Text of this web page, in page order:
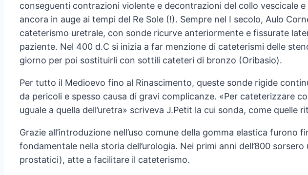
conseguenti contrazioni violente e decontrazioni del collo vescicale
ancora in auge ai tempi del Re Sole (!). Sempre nel I secolo, Aulo
cateterismo uretrale, con sonde ricurve anteriormente e fissurate
paziente. Nel 400 d.C si inizia a far menzione di cateterismi delle
giorno per poi sostituirli con sottili cateteri di bronzo (Oribasio).
Per tutto il Medioevo fino al Rinascimento, queste sonde rigide
da pericoli e spesso causa di gravi complicanze. «Per cateterizzare
uguale a quella dell’uretra» scriveva J.Petit la cui sonda, come
Grazie all’introduzione nell’uso comune della gomma elastica
fondamentale nella storia dell’urologia. Nei primi anni dell’800
prostatici), atte a facilitare il cateterismo.